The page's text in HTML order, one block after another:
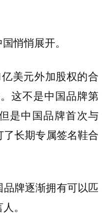
悄悄展开。
美元外加股权的合
这不是中国品牌第
是中国品牌首次与
长期专属签名鞋合
牌逐渐拥有可以匹
。